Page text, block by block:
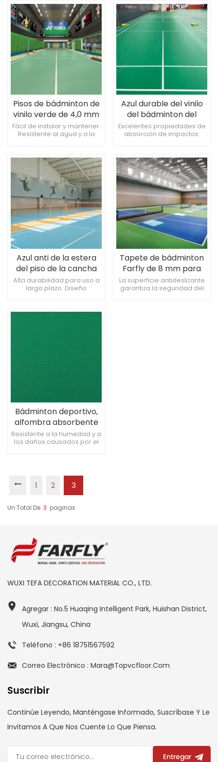
Pisos de bádminton de
vinilo verde de 4,0 mm
para todas las canchas
Fácil de instalar y mantener.
Resistente al agua y a la
insonorizadas.
Azul durable del vinilo
del bádminton del
resbalón anti del suelo
4.0m m
Excelentes propiedades de
absorción de impactos.
costuras, fácil de limpiar.
Azul anti de la estera
del piso de la cancha
de bádminton del
resbalón 4.0m m
Alta durabilidad para uso a
largo plazo. Diseño
se adapta a la superficie.
Tapete de bádminton
Farfly de 8 mm para
interior y exterior
La superficie antideslizante
garantiza la seguridad del
Bádminton deportivo,
alfombra absorbente
de golpes para suelo
de PVC, 4,5mm, viejo,
Resistente a la humedad y a
los daños causados ​​por el
humedad.
1 2 3
Un Total De 3 Paginas
WUXI TEFA DECORATION MATERIAL CO., LTD.
Agregar : No.5 Huaqing Intelligent Park, Huishan District,
Wuxi, Jiangsu, China
Teléfono : +86 18751567592
Correo Electrónico : Mara@topvcfloor.com
Suscribir
Continúe Leyendo, Manténgase Informado, Suscríbase Y Le
Invitamos A Que Nos Cuente Lo Que Piensa.
Entregar